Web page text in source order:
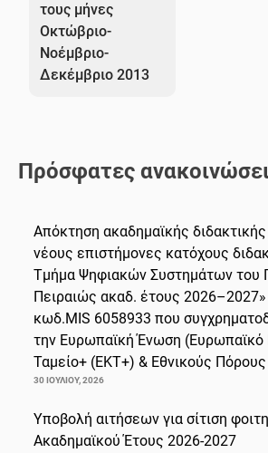
τους μήνες
Οκτώβριο-
Νοέμβριο-
Δεκέμβριο 2013
Πρόσφατες
Απόκτηση ακαδημαϊκής
νέους επιστήμονες κατόχους
Τμήμα Ψηφιακών Συστημάτων του
Πειραιώς ακαδ. έτους 2026–2027»
κωδ.MIS 6058933 που
την Ευρωπαϊκή Ένωση (Ευρωπαϊκό
Ταμείο+ (ΕΚΤ+) & Εθνικούς Πόρους
30 ΙΟΥΛΊΟΥ, 2026
Υποβολή αιτήσεων για σίτιση
Ακαδημαϊκού Έτους 2026-2027